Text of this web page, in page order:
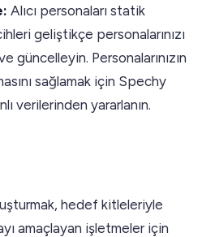
Alıcı personaları statik
geliştikçe personalarınızı
güncelleyin. Personalarınızın
sağlamak için Spechy
verilerinden yararlanın.
hedef kitleleriyle
amaçlayan işletmeler için